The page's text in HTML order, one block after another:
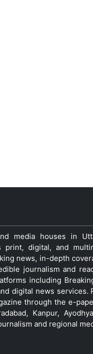
media houses in
digital, and
news, in-depth
journalism and
including
digital news services.
through the e-
Kanpur,
and regional